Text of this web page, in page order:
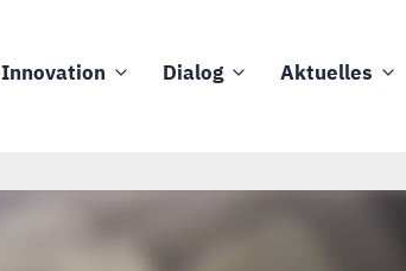
Innovation Dialog Aktuelles